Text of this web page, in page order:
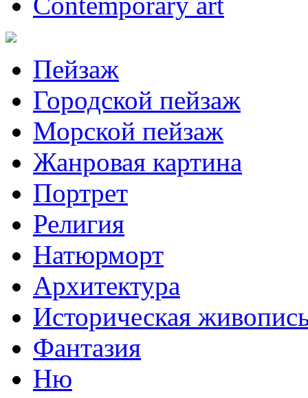
Пейзаж
Городской пейзаж
Морской пейзаж
Жанровая картина
Портрет
Религия
Натюрморт
Архитектура
Историческая
Фантазия
Ню